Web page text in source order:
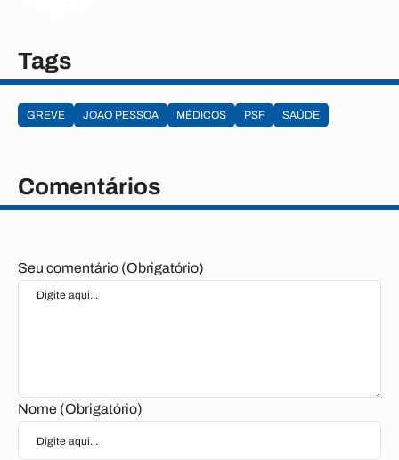
Tags
GREVE JOAO PESSOA MÉDICOS PSF SAÚDE
Comentários
Seu comentário (Obrigatório)
Nome (Obrigatório)